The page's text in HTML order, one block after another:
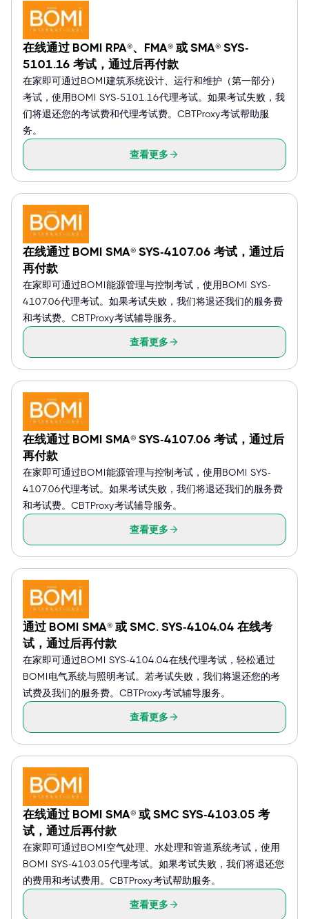
在线通过 BOMI RPA®、FMA® 或 SMA® SYS-
5101.16 考试，通过后再付款
在家即可通过BOMI建筑系统设计、运行和维护（第一部分）
考试，使用BOMI SYS-5101.16代理考试。如果考试失败，我
们将退还您的考试费和代理考试费。CBTProxy考试帮助服
务。
查看更多
在线通过 BOMI SMA® SYS-4107.06 考试，通过后
再付款
在家即可通过BOMI能源管理与控制考试，使用BOMI SYS-
4107.06代理考试。如果考试失败，我们将退还我们的服务费
和考试费。CBTProxy考试辅导服务。
查看更多
在线通过 BOMI SMA® SYS-4107.06 考试，通过后
再付款
在家即可通过BOMI能源管理与控制考试，使用BOMI SYS-
4107.06代理考试。如果考试失败，我们将退还我们的服务费
和考试费。CBTProxy考试辅导服务。
查看更多
通过 BOMI SMA® 或 SMC. SYS-4104.04 在线考
试，通过后再付款
在家即可通过BOMI SYS-4104.04在线代理考试，轻松通过
BOMI电气系统与照明考试。若考试失败，我们将退还您的考
试费及我们的服务费。CBTProxy考试辅导服务。
查看更多
在线通过 BOMI SMA® 或 SMC SYS-4103.05 考
试，通过后再付款
在家即可通过BOMI空气处理、水处理和管道系统考试，使用
BOMI SYS-4103.05代理考试。如果考试失败，我们将退还您
的费用和考试费用。CBTProxy考试帮助服务。
查看更多